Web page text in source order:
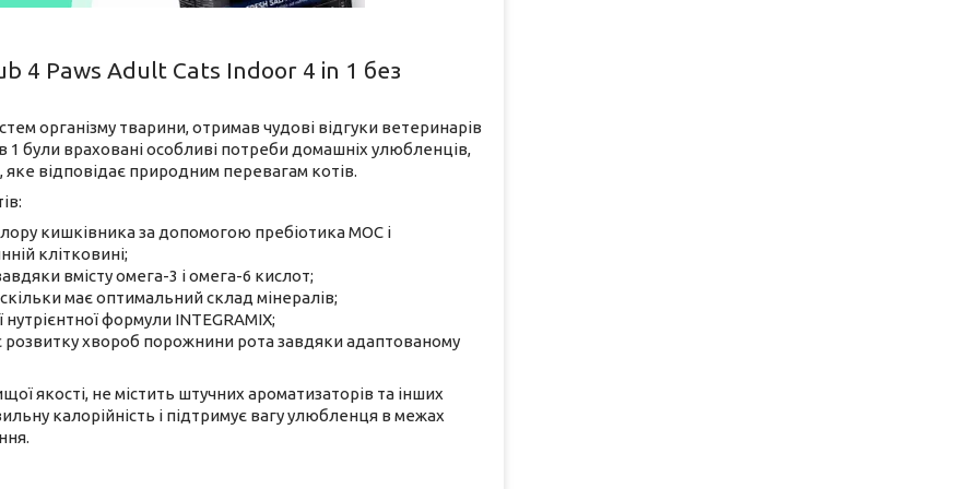
4 Paws Adult Cats Indoor 4 in 1 без
організму тварини, отримав чудові відгуки ветеринарів
були враховані особливі потреби домашніх улюбленців,
відповідає природним перевагам котів.
кишківника за допомогою пребіотика МОС і
клітковині;
вмісту омега-3 і омега-6 кислот;
має оптимальний склад мінералів;
формули INTEGRAMIX;
хвороб порожнини рота завдяки адаптованому
якості, не містить штучних ароматизаторів та інших
калорійність і підтримує вагу улюбленця в межах